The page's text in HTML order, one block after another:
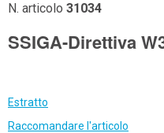
N. articolo 31034
SSIGA-Direttiva
Estratto
Raccomandare l'articolo